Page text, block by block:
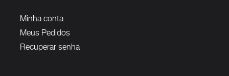
Minha conta
Meus Pedidos
Recuperar senha